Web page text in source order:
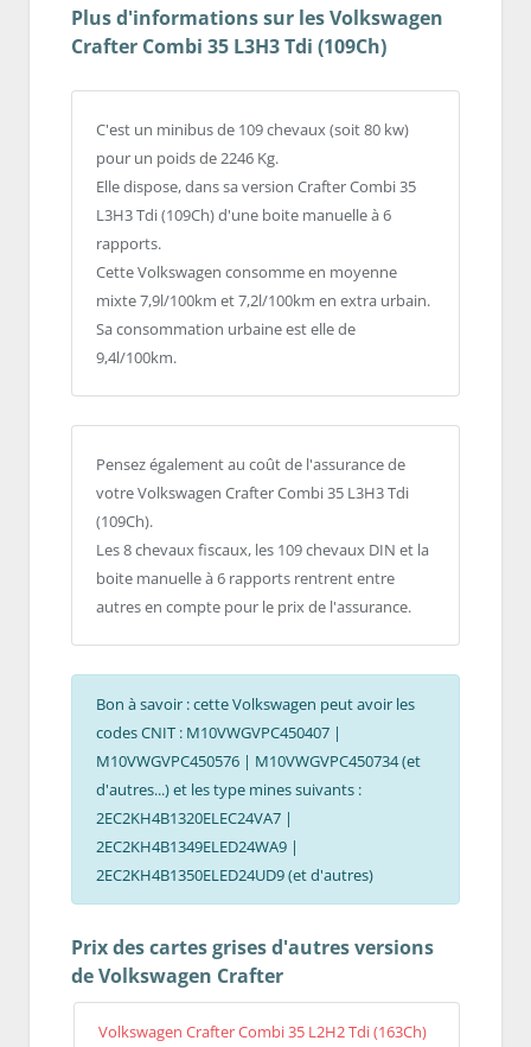
Plus d'informations sur les Volkswagen
Crafter Combi 35 L3H3 Tdi (109Ch)
C'est un minibus de 109 chevaux (soit 80 kw)
pour un poids de 2246 Kg.
Elle dispose, dans sa version Crafter Combi 35
L3H3 Tdi (109Ch) d'une boite manuelle à 6
rapports.
Cette Volkswagen consomme en moyenne
mixte 7,9l/100km et 7,2l/100km en extra urbain.
Sa consommation urbaine est elle de
9,4l/100km.
Pensez également au coût de l'assurance de
votre Volkswagen Crafter Combi 35 L3H3 Tdi
(109Ch).
Les 8 chevaux fiscaux, les 109 chevaux DIN et la
boite manuelle à 6 rapports rentrent entre
autres en compte pour le prix de l'assurance.
Bon à savoir : cette Volkswagen peut avoir les
codes CNIT : M10VWGVPC450407 |
M10VWGVPC450576 | M10VWGVPC450734 (et
d'autres...) et les type mines suivants :
2EC2KH4B1320ELEC24VA7 |
2EC2KH4B1349ELED24WA9 |
2EC2KH4B1350ELED24UD9 (et d'autres)
Prix des cartes grises d'autres versions
de Volkswagen Crafter
Volkswagen Crafter Combi 35 L2H2 Tdi (163Ch)